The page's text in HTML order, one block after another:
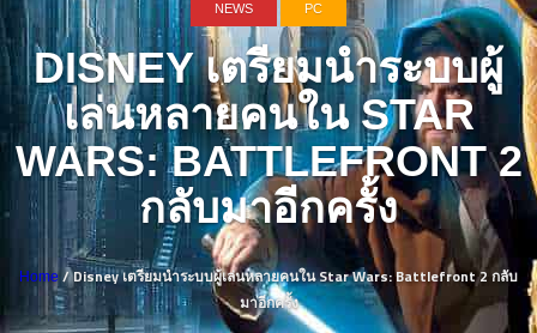
NEWS PC
DISNEY เตรียมนำระบบผู้
เล่นหลายคนใน STAR
WARS: BATTLEFRONT 2
กลับมาอีกครั้ง
Home / Disney เตรียมนำระบบผู้เล่นหลายคนใน Star Wars: Battlefront 2 กลับ
มาอีกครั้ง